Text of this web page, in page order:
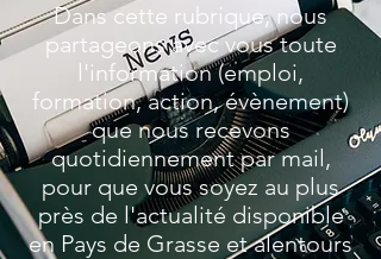
Dans cette rubrique, nous
partageons avec vous toute
l'information (emploi,
formation, action, évènement)
que nous recevons
quotidiennement par mail,
pour que vous soyez au plus
près de l'actualité disponible
en Pays de Grasse et alentours